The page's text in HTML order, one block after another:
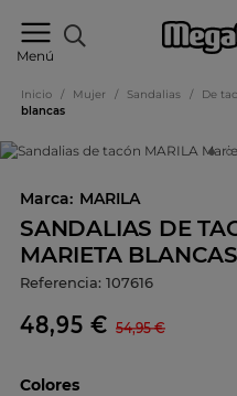
Menú
Inicio / Mujer / Sandalias / De
blancas
Marca: MARILA
SANDALIAS DE
MARIETA BLANCAS
Referencia: 107616
48,95 € 54,95 €
Colores